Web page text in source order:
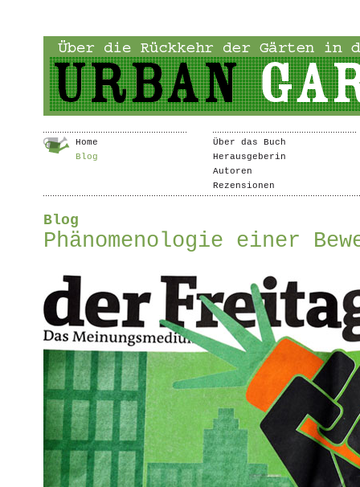
Home
Blog
Über das Buch
Herausgeberin
Autoren
Rezensionen
Blog
Phänomenologie einer